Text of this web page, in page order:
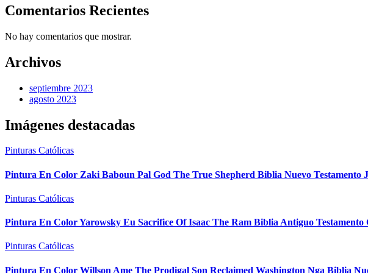
Comentarios Recientes
No hay comentarios que mostrar.
Archivos
septiembre 2023
agosto 2023
Imágenes destacadas
Pinturas Católicas
Pintura En Color Zaki Baboun Pal God The True Shepherd Biblia Nuevo Testamento
Pinturas Católicas
Pintura En Color Yarowsky Eu Sacrifice Of Isaac The Ram Biblia Antiguo Testamento
Pinturas Católicas
Pintura En Color Willson Ame The Prodigal Son Reclaimed Washington Nga Biblia